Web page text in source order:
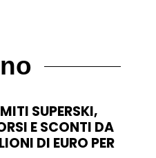
SUPERSKI,
E SCONTI DA
DI EURO PER